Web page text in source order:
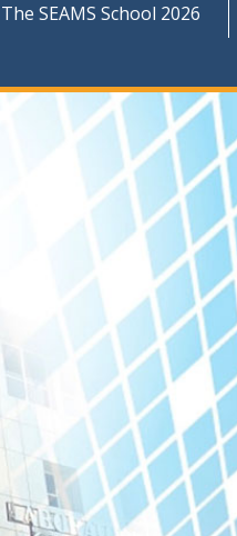
The SEAMS School 2026